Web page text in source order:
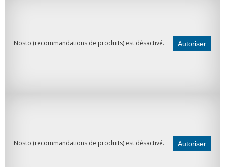
Nosto (recommandations de produits) est désactivé. Autoriser
Nosto (recommandations de produits) est désactivé. Autoriser